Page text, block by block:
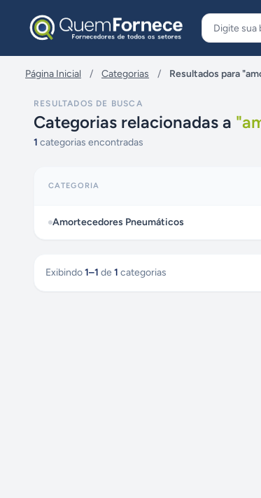
Página Inicial / Categorias / Resultados para
RESULTADOS DE BUSCA
Categorias relacionadas a "
1 categorias encontradas
CATEGORIA
Amortecedores Pneumáticos
Exibindo1–1 de 1 categorias